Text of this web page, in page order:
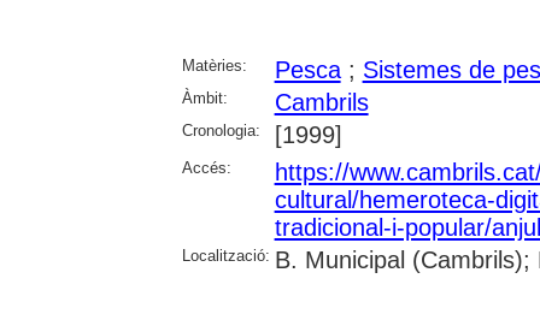
Matèries: Pesca; Sistemes de
Àmbit: Cambrils
Cronologia: [1999]
Accés:
https://
cultural/hemeroteca-
tradicional-i-popular/
Localització: B. Municipal